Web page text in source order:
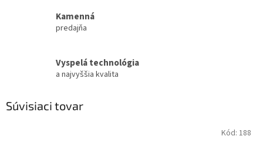
Kamenná
predajňa
Vyspelá technológia
a najvyššia kvalita
Súvisiaci tovar
Kód: 188